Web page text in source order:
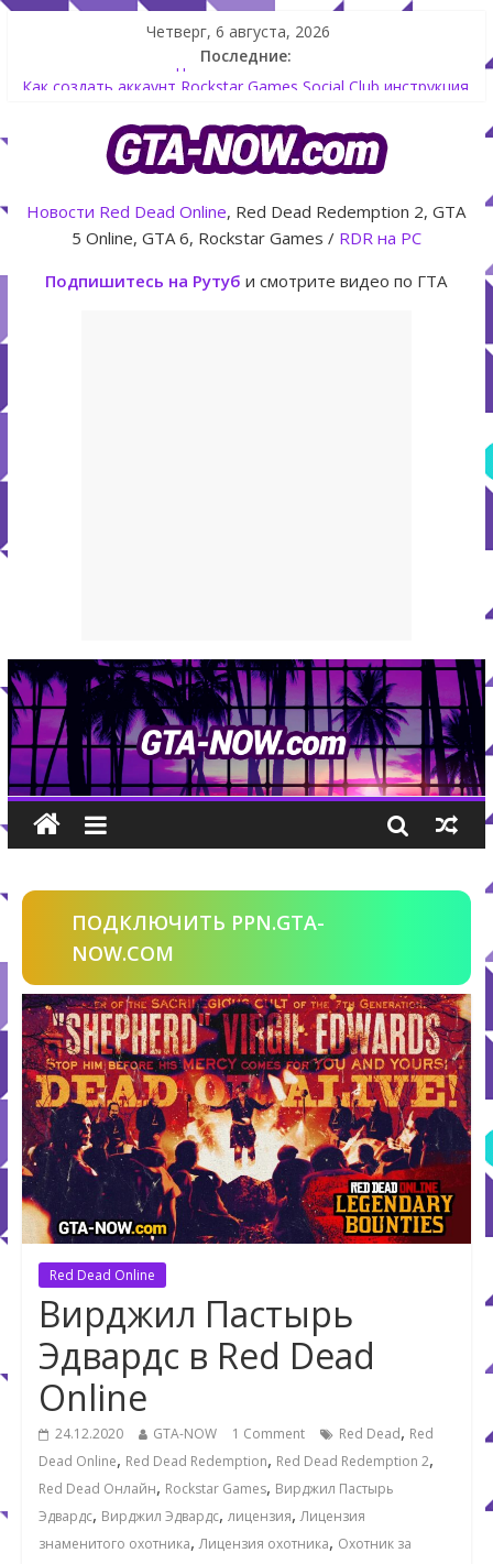
Четверг, 6 августа, 2026
Последние:
Летнее обновление для GTA 5 Online The Kortz Center Heist
Shitzu Keitora машина из Японии для дрифта в GTA Online
The Kortz Center Heist — новое ограбление появится в
GTA Online уже 14 июля
GTA Online: Rockstar запускает программу Fine Art Collector
с наградами
Новости Red Dead Online, Red Dead Redemption 2, GTA
5 Online, GTA 6, Rockstar Games / RDR на PC
Подпишитесь на Рутуб и смотрите видео по ГТА
ПОДКЛЮЧИТЬ PPN.GTA-
NOW.COM
Red Dead Online
Вирджил Пастырь
Эдвардс в Red Dead
Online
24.12.2020 GTA-NOW 1 Comment Red Dead, Red
Dead Online, Red Dead Redemption, Red Dead Redemption 2,
Red Dead Онлайн, Rockstar Games, Вирджил Пастырь
Эдвардс, Вирджил Эдвардс, лицензия,Лицензия
знаменитого охотника,Лицензия охотника, Охотник за